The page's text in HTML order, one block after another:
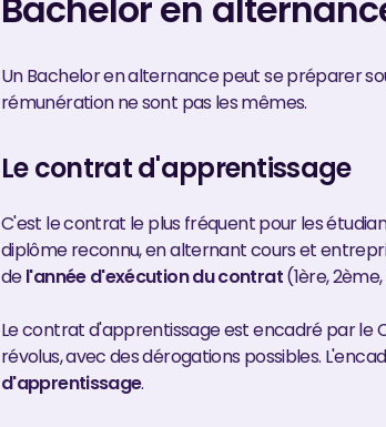
Bachelor en
Un Bachelor en alternance peut se préparer
rémunération ne sont pas les mêmes.
Le contrat d'apprentissage
C'est le contrat le plus fréquent pour les
diplôme reconnu, en alternant cours et
del'année d'exécution du contrat(1ère,
Le contrat d'apprentissage est encadré par le
révolus, avec des dérogations possibles.
d'apprentissage.